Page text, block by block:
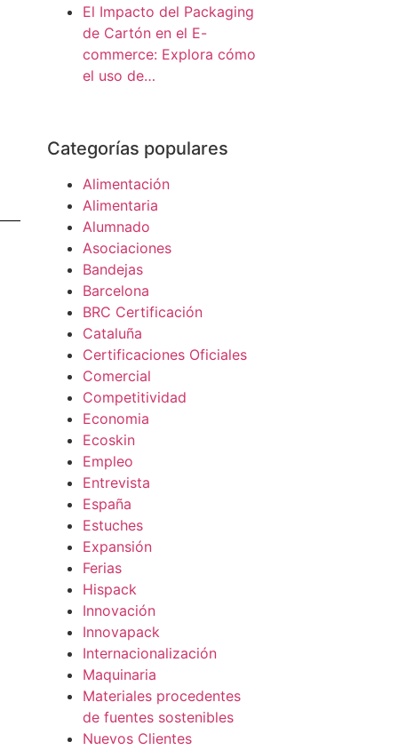
El Impacto del Packaging
de Cartón en el E-
commerce: Explora cómo
el uso de…
Categorías populares
Alimentación
Alimentaria
Alumnado
Asociaciones
Bandejas
Barcelona
BRC Certificación
Cataluña
Certificaciones Oficiales
Comercial
Competitividad
Economia
Ecoskin
Empleo
Entrevista
España
Estuches
Expansión
Ferias
Hispack
Innovación
Innovapack
Internacionalización
Maquinaria
Materiales procedentes
de fuentes sostenibles
Nuevos Clientes